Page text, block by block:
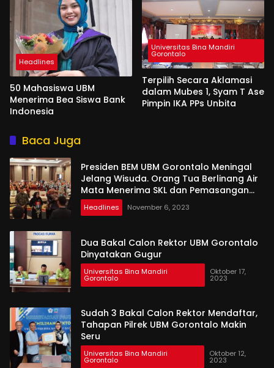
Headlines
50 Mahasiswa UBM
Menerima Bea Siswa Bank
Indonesia
Universitas Bina Mandiri
Gorontalo
Terpilih Secara Aklamasi
dalam Mubes 1, Syam T Ase
Pimpin IKA PPs Unbita
Baca Juga
Presiden BEM UBM Gorontalo Meningal
Jelang Wisuda. Orang Tua Berlinang Air
Mata Menerima SKL dan Pemasangan
Salempang
Headlines November 6, 2023
Dua Bakal Calon Rektor UBM Gorontalo
Dinyatakan Gugur
Universitas Bina Mandiri
Gorontalo
Oktober 17,
2023
Sudah 3 Bakal Calon Rektor Mendaftar,
Tahapan Pilrek UBM Gorontalo Makin
Seru
Universitas Bina Mandiri
Gorontalo
Oktober 12,
2023